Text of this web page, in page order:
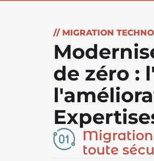
// MIGRATION
de zéro :
Migration
toute